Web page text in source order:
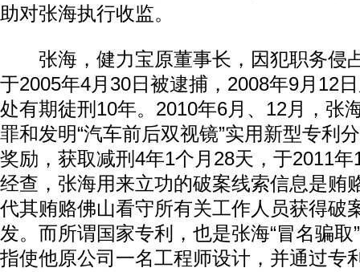
助对张海执行收监。
张海，健力宝原董事长，因犯职务侵
于2005年4月30日被逮捕，2008年9月12
处有期徒刑10年。2010年6月、12月，张
罪和发明“汽车前后双视镜”实用新型专利
奖励，获取减刑4年1个月28天，于2011
经查，张海用来立功的破案线索信息是贿
代其贿赂佛山看守所有关工作人员获得破
发。而所谓国家专利，也是张海“冒名骗取
指使他原公司一名工程师设计，并通过专